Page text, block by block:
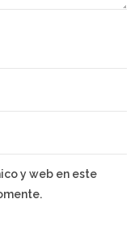
y web en este